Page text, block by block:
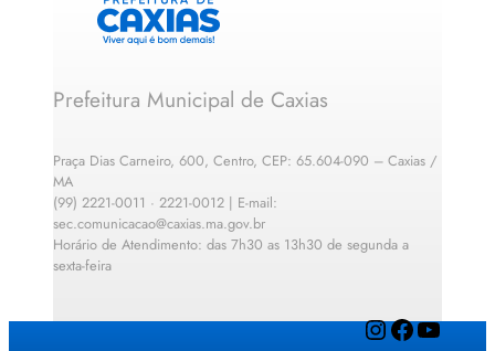
Prefeitura Municipal de Caxias
Praça Dias Carneiro, 600, Centro, CEP: 65.604-090 – Caxias /
MA
(99) 2221-0011 · 2221-0012 | E-mail:
sec.comunicacao@caxias.ma.gov.br
Horário de Atendimento: das 7h30 as 13h30 de segunda a
sexta-feira
InstagramFacebook YouTube